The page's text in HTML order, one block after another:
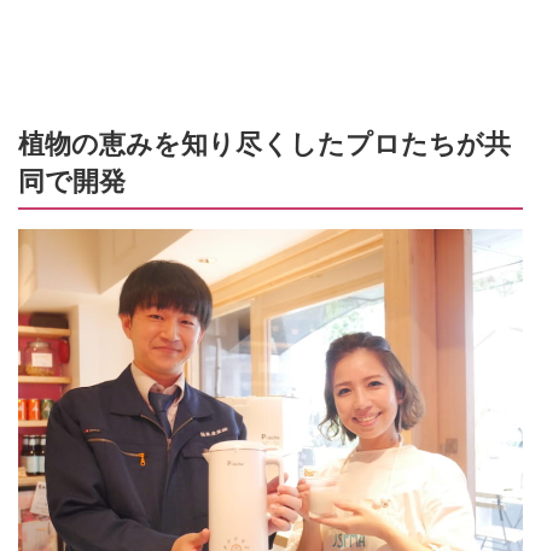
植物の恵みを知り尽くしたプロたちが共
同で開発